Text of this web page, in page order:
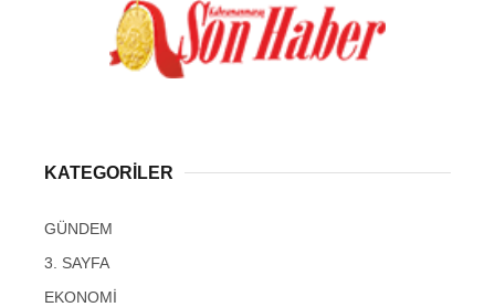
KATEGORİLER
GÜNDEM
3. SAYFA
EKONOMİ